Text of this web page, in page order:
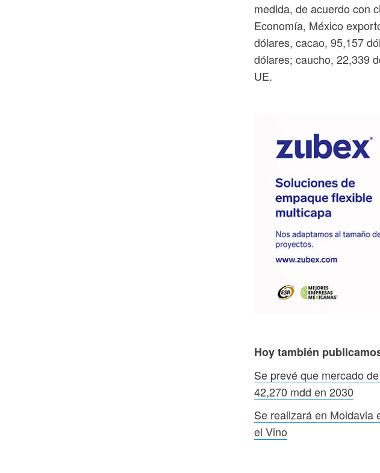
medida, de acuerdo con
Economía, México
dólares, cacao, 95,157
dólares; caucho, 22,339
UE.
Hoy también
Se prevé que mercado
42,270 mdd en 2030
Se realizará en Moldavia
el Vino